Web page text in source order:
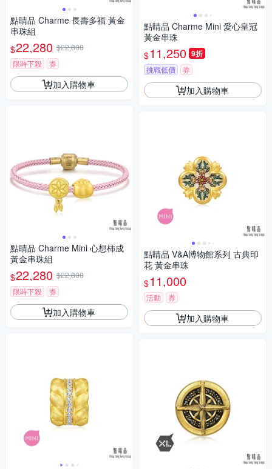
點睛品 Charme 長壽多福 黃金
串珠組
$22,280 $22,800
限時下殺
券
加入購物車
點睛品 Charme Mini 心想柿成
黃金串珠組
$22,280 $22,800
限時下殺
券
加入購物車
點睛品 Charme Mini 愛心皇冠
黃金串珠
$11,250 9折
挑戰低價 券
加入購物車
點睛品 V&A博物館系列 古典印
花 黃金串珠
$11,000
活動 券
加入購物車